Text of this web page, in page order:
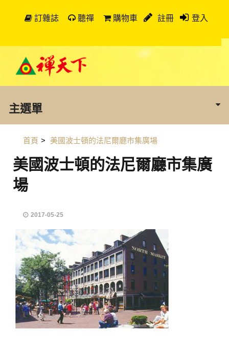
訂雜誌 聽禪 購物車 註冊 登入
主選單
首頁 > 美國波士頓的法尼爾廳市集廣場
美國波士頓的法尼爾廳市集廣
場
2017-05-25